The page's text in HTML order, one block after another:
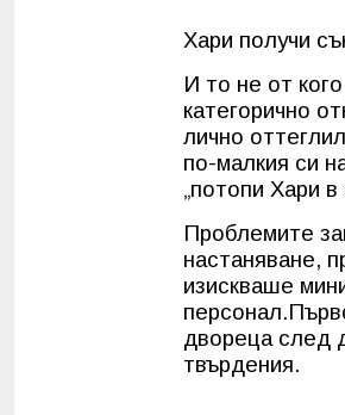
Хари получи
И то не от
категорично
лично
по-малкия си
„потопи Хари в
Проблемите
настаняване,
изискваше
двореца след
твърдения.